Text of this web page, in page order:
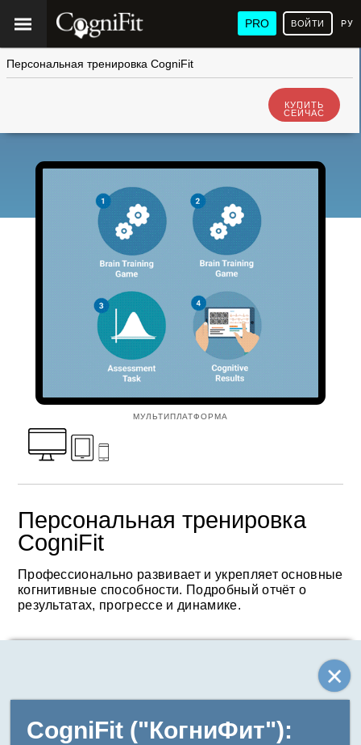
PRO ВОЙТИ
МУЛЬТИПЛАТФОРМА
Персональная тренировка
CogniFit
Профессионально развивает и укрепляет основные
когнитивные способности. Подробный отчёт о
результатах, прогрессе и динамике.
Персональная тренировка CogniFit
КУПИТЬ
СЕЙЧАС
CogniFit ("КогниФит"):